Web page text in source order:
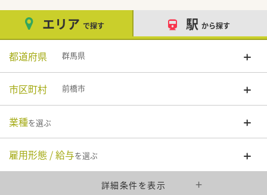
エリア で探す 駅 から探す
都道府県 群馬県
市区町村 前橋市
業種を選ぶ
雇用形態 / 給与を選ぶ
詳細条件を表示